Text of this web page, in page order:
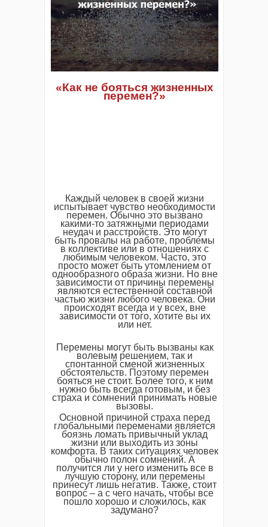
«Как не бояться жизненных
перемен?»
Каждый человек в своей жизни
испытывает чувство необходимости
перемен. Обычно это вызвано
какими-то затяжными периодами
неудач и расстройств. Это могут
быть провалы на работе, проблемы
в коллективе или в отношениях с
любимым человеком. Часто, это
просто может быть утомлением от
однообразного образа жизни. Но вне
зависимости от причины перемены
являются естественной составной
частью жизни любого человека. Они
происходят всегда и у всех, вне
зависимости от того, хотите вы их
или нет.
Перемены могут быть вызваны как
волевым решением, так и
спонтанной сменой жизненных
обстоятельств. Поэтому перемен
бояться не стоит. Более того, к ним
нужно быть всегда готовым, и без
страха и сомнений принимать новые
вызовы.
Основной причиной страха перед
глобальными переменами является
боязнь ломать привычный уклад
жизни или выходить из зоны
комфорта. В таких ситуациях человек
обычно полон сомнений. А
получится ли у него изменить все в
лучшую сторону, или перемены
принесут лишь негатив. Также, стоит
вопрос – а с чего начать, чтобы все
пошло хорошо и сложилось, как
задумано?